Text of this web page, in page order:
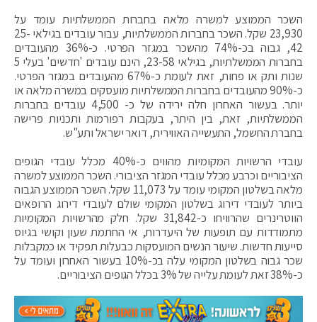
השכר הממוצע למשרה מלאה בחברות הממשלתיות עומד על
23,930 שקל. השכר בחברות הממשלתיות, עבור עובדים בגילאי 25-
42, גבוה בכ-74% מהשכר במגזר הפרטי. כ-36% מהעובדים
בחברות הממשלתיות, בגילאי 23-58, הינם עובדים 'חדשים' בעלי 5
שנות ותק או פחות, זאת לעומת כ-67% מהעובדים במגזר הפרטי.
כ-90% מהעובדים בחברות הממשלתיות מועסקים במשרה מלאה או
יותר. בעשור האחרון חלה ירידה של כ- 4,500 עובדים בחברות
הממשלתיות, זאת, בין היתר, בעקבות רפורמות ותכניות פרישה
בחברת החשמל, התעשייה האווירית, דואר ישראל ותע"ש.
עובדי הרשויות המקומיות מהווים כ-40% מכלל עובדי הגופים
הציבוריים וכרבע מכלל עובדי המגזר הציבורי. השכר הממוצע למשרה
מלאה בשלטון המקומי עומד על 11,073 שקל. השכר הממוצע הגבוה
ביותר לעובדי דירוג בשלטון המקומי שולם לעובדי דירוג הרופאים
הווטרינרים שהרוויחו כ-31,842 שקל. חלק מהרשויות המקומיות
מתמודדות עם תופעות של היעדרות, אי החתמת שעון וקושי בגיוס
סייעות חדשות. שיעור הנשים המועסקות כבעלות תפקיד או כמקבלות
שכר גבוה בשלטון המקומי עלה בכ-10% בעשור האחרון ועומד על
כ-38% זאת לעומת עלייה של 3% בכלל הגופים הציבוריים.